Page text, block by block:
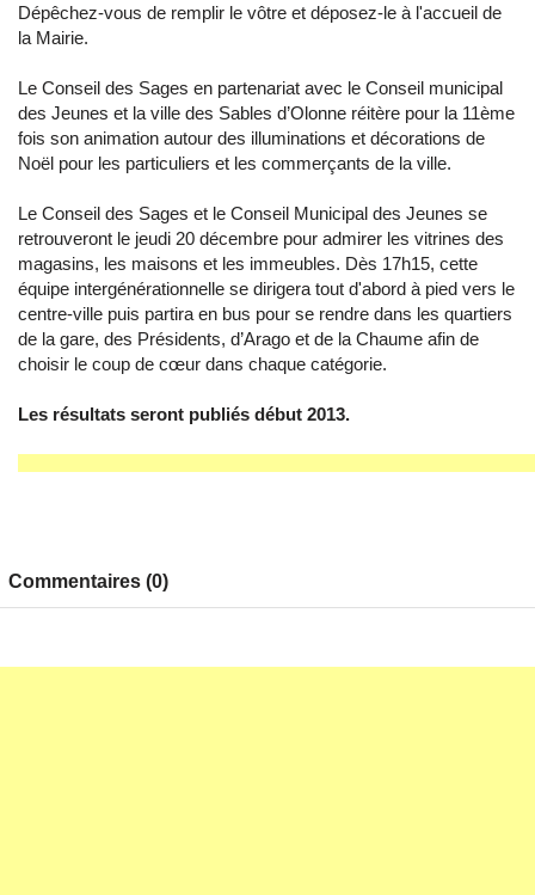
Dépêchez-vous de remplir le vôtre et déposez-le à l'accueil de
la Mairie.
Le Conseil des Sages en partenariat avec le Conseil municipal
des Jeunes et la ville des Sables d’Olonne réitère pour la 11ème
fois son animation autour des illuminations et décorations de
Noël pour les particuliers et les commerçants de la ville.
Le Conseil des Sages et le Conseil Municipal des Jeunes se
retrouveront le jeudi 20 décembre pour admirer les vitrines des
magasins, les maisons et les immeubles. Dès 17h15, cette
équipe intergénérationnelle se dirigera tout d'abord à pied vers le
centre-ville puis partira en bus pour se rendre dans les quartiers
de la gare, des Présidents, d’Arago et de la Chaume afin de
choisir le coup de cœur dans chaque catégorie.
Les résultats seront publiés début 2013.
Commentaires (0)